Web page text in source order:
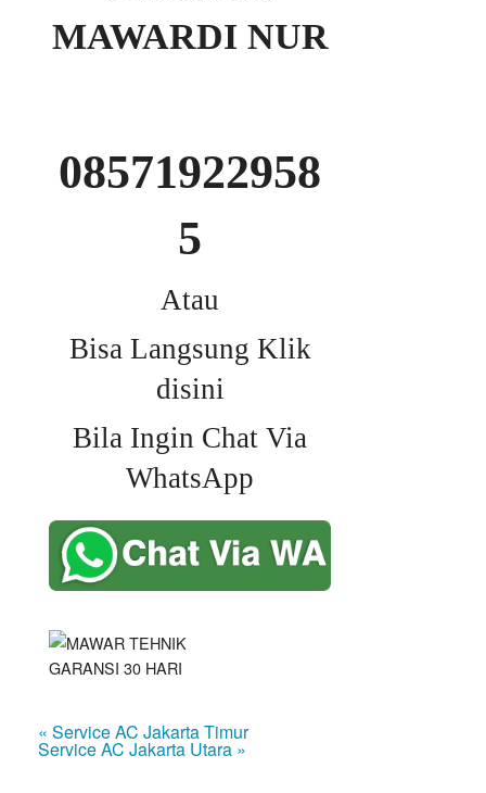
MAWARDI NUR
08571922958
5
Atau
Bisa Langsung Klik
disini
Bila Ingin Chat Via
WhatsApp
« Service AC Jakarta Timur
Service AC Jakarta Utara »